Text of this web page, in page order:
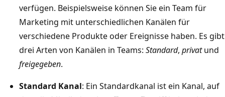
verfügen. Beispielsweise können Sie ein Team für
Marketing mit unterschiedlichen Kanälen für
verschiedene Produkte oder Ereignisse haben. Es gibt
drei Arten von Kanälen in Teams: Standard, privatund
freigegeben.
Standard Kanal: Ein Standardkanal ist ein Kanal, auf